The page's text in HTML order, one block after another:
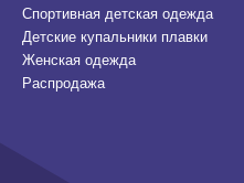
Спортивная детская одежда
Детские купальники плавки
Женская одежда
Распродажа